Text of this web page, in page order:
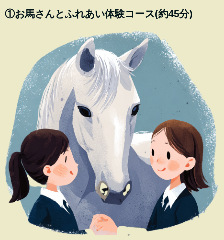
①お馬さんとふれあい体験コース(約45分)